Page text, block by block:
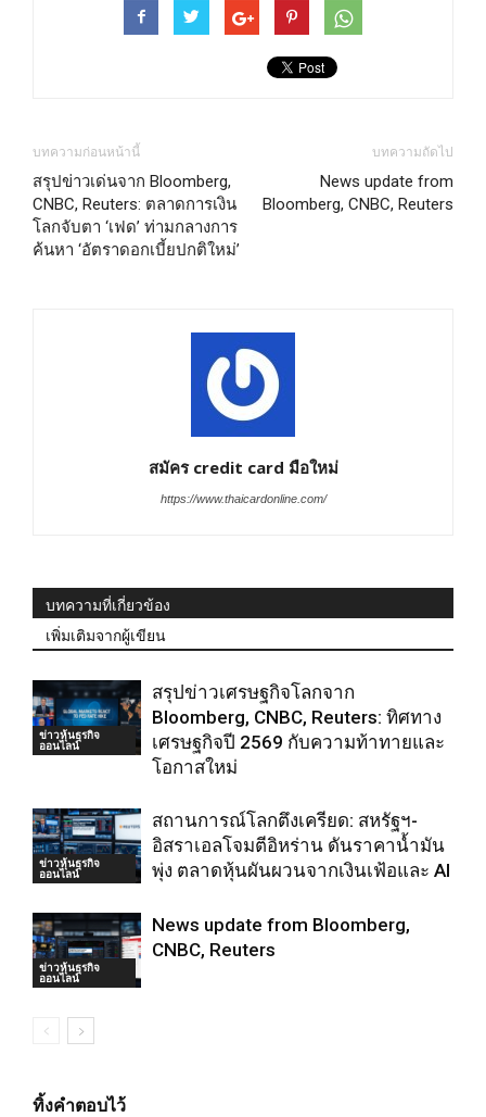
บทความก่อนหน้านี้
สรุปข่าวเด่นจาก Bloomberg,
CNBC, Reuters: ตลาดการเงิน
โลกจับตา ‘เฟด’ ท่ามกลางการ
ค้นหา ‘อัตราดอกเบี้ยปกติใหม่’
บทความถัดไป
News update from
Bloomberg, CNBC, Reuters
สมัคร credit card มือใหม่
https://www.thaicardonline.com/
บทความที่เกี่ยวข้อง
เพิ่มเติมจากผู้เขียน
ข่าวหุ้นธุรกิจ
ออนไลน์
สรุปข่าวเศรษฐกิจโลกจาก
Bloomberg, CNBC, Reuters: ทิศทาง
เศรษฐกิจปี 2569 กับความท้าทายและ
โอกาสใหม่
ข่าวหุ้นธุรกิจ
ออนไลน์
สถานการณ์โลกตึงเครียด: สหรัฐฯ-
อิสราเอลโจมตีอิหร่าน ดันราคาน้ำมัน
พุ่ง ตลาดหุ้นผันผวนจากเงินเฟ้อและ AI
ข่าวหุ้นธุรกิจ
ออนไลน์
News update from Bloomberg,
CNBC, Reuters
ทิ้งคำตอบไว้